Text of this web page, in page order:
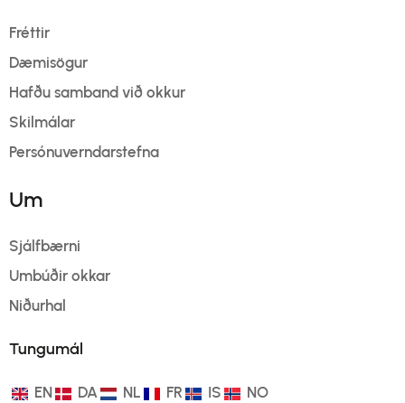
Fréttir
Dæmisögur
Hafðu samband við okkur
Skilmálar
Persónuverndarstefna
Um
Sjálfbærni
Umbúðir okkar
Niðurhal
Tungumál
EN DA NL FR IS NO